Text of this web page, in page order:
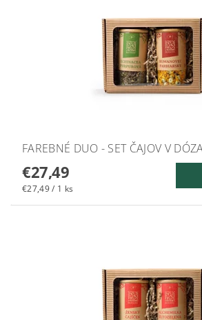
FAREBNÉ DUO - SET ČAJOV V
€27,49
€27,49 / 1 ks